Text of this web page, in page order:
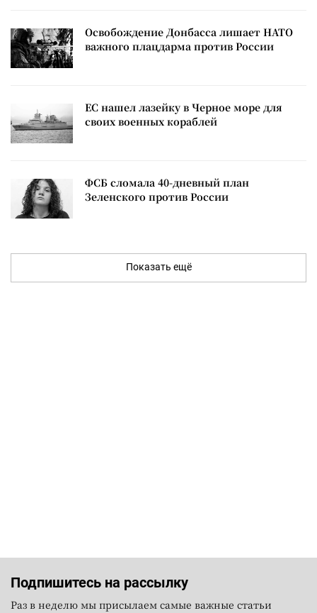
Освобождение Донбасса лишает НАТО
важного плацдарма против России
ЕС нашел лазейку в Черное море для
своих военных кораблей
ФСБ сломала 40-дневный план
Зеленского против России
Показать ещё
Подпишитесь на рассылку
Раз в неделю мы присылаем самые важные статьи